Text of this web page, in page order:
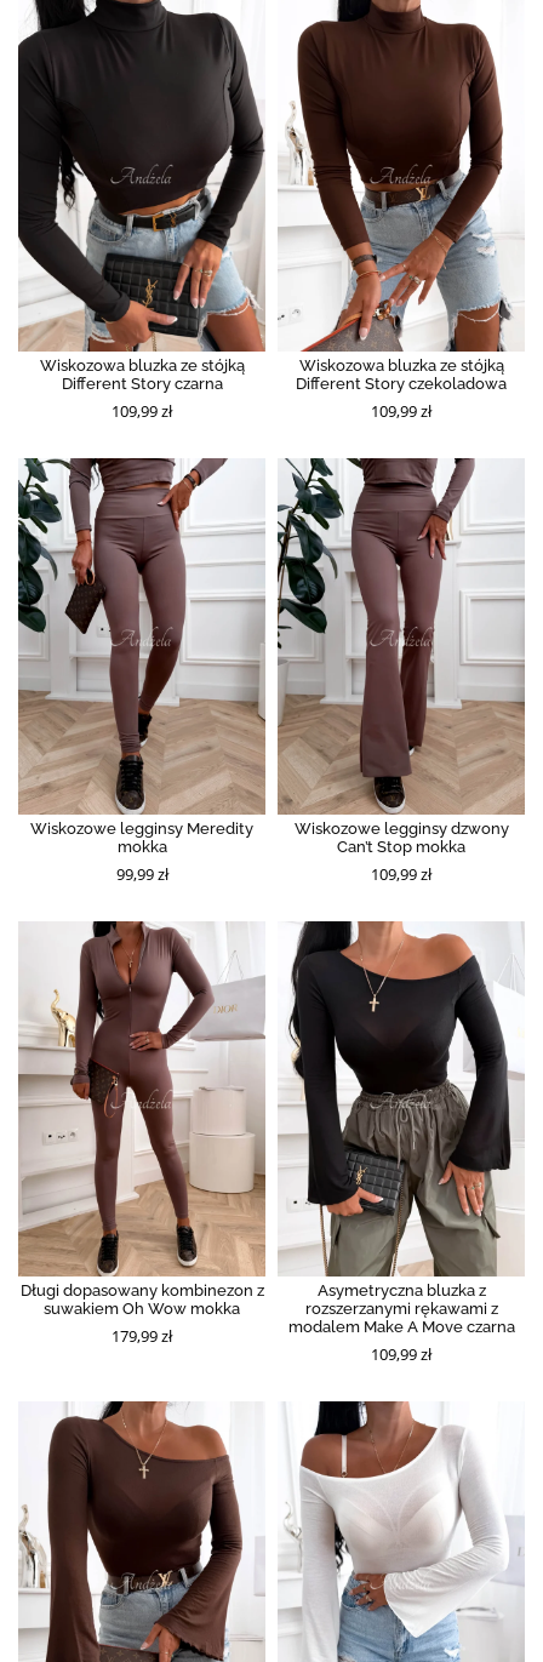
Wiskozowa bluzka ze stójką
Different Story czarna
109,99 zł
Wiskozowa bluzka ze stójką
Different Story czekoladowa
109,99 zł
Wiskozowe legginsy Meredity
mokka
99,99 zł
Wiskozowe legginsy dzwony
Can’t Stop mokka
109,99 zł
Długi dopasowany kombinezon z
suwakiem Oh Wow mokka
179,99 zł
Asymetryczna bluzka z
rozszerzanymi rękawami z
modalem Make A Move czarna
109,99 zł